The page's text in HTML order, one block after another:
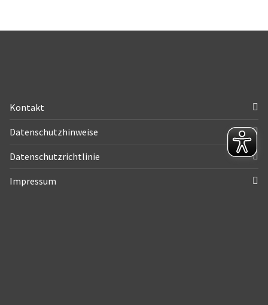
Kontakt
Datenschutzhinweise
Datenschutzrichtlinie
Impressum